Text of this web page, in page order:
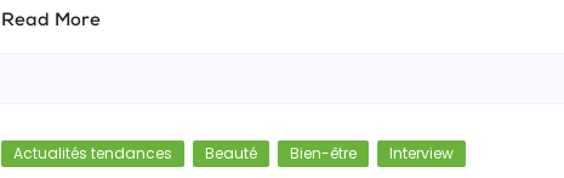
Read More
Actualités tendances Beauté Bien-être Interview